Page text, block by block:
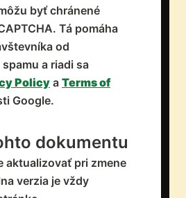
byť chránené
Tá pomáha
od
a riadi sa
Policy a Terms of
Google.
dokumentu
aktualizovať pri zmene
verzia je vždy